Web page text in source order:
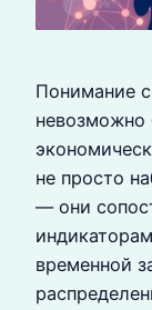
Понимание
невозможно
не просто
— они
временной